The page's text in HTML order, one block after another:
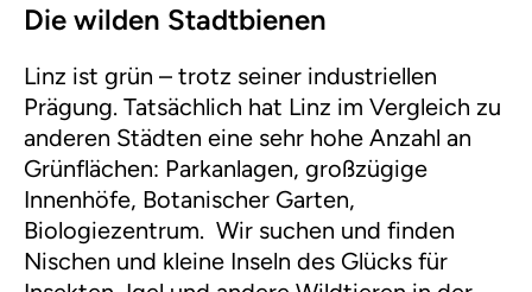
Die wilden Stadtbienen
Linz ist grün – trotz seiner industriellen
Prägung. Tatsächlich hat Linz im Vergleich zu
anderen Städten eine sehr hohe Anzahl an
Grünflächen: Parkanlagen, großzügige
Innenhöfe, Botanischer Garten,
Biologiezentrum. Wir suchen und finden
Nischen und kleine Inseln des Glücks für